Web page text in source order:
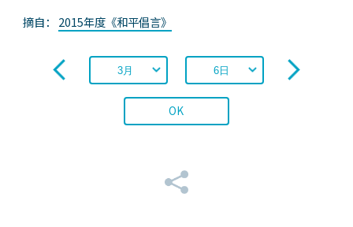
摘自： 2015年度《和平倡言》
OK